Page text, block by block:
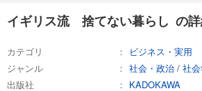
イギリス流 捨てない暮らし の
カテゴリ
ビジネス・実用
ジャンル
社会・政治 / 社
出版社
KADOKAWA